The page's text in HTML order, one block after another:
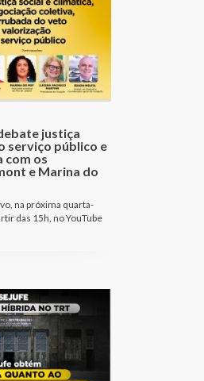
justiça
serviço público e
com os
e Marina do
na próxima quarta-
das 15h, no YouTube